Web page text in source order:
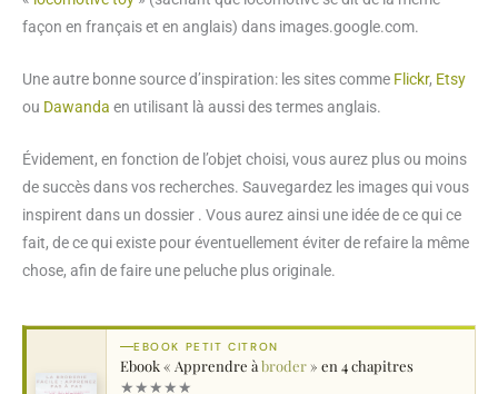
façon en français et en anglais) dans images.google.com.
Une autre bonne source d’inspiration: les sites comme Flickr, Etsy
ou Dawanda en utilisant là aussi des termes anglais.
Évidement, en fonction de l’objet choisi, vous aurez plus ou moins
de succès dans vos recherches. Sauvegardez les images qui vous
inspirent dans un dossier . Vous aurez ainsi une idée de ce qui ce
fait, de ce qui existe pour éventuellement éviter de refaire la même
chose, afin de faire une peluche plus originale.
EBOOK PETIT CITRON
Ebook « Apprendre àbroder» en 4 chapitres
★★★★★